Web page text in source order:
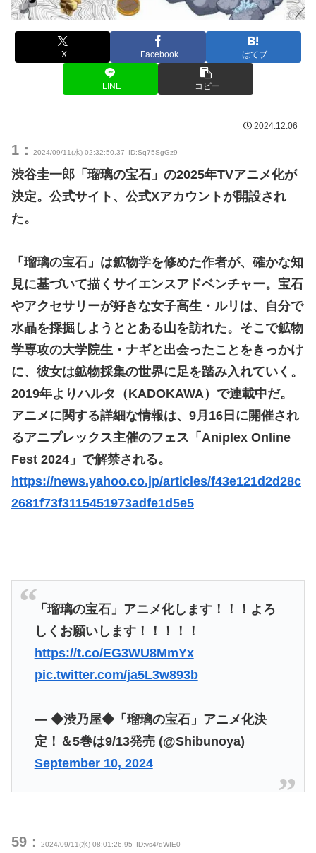
X Facebook はてブ
LINE コピー
2024.12.06
1： 2024/09/11(水) 02:32:50.37 ID:Sq75SgGz9
渋谷圭一郎「瑠璃の宝石」の2025年TVアニメ化が
決定。公式サイト、公式Xアカウントが開設され
た。
「瑠璃の宝石」は鉱物学を修めた作者が、確かな知
見に基づいて描くサイエンスアドベンチャー。宝石
やアクセサリーが好きな女子高生・ルリは、自分で
水晶を採掘しようととある山を訪れた。そこで鉱物
学専攻の大学院生・ナギと出会ったことをきっかけ
に、彼女は鉱物採集の世界に足を踏み入れていく。
2019年よりハルタ（KADOKAWA）で連載中だ。
アニメに関する詳細な情報は、9月16日に開催され
るアニプレックス主催のフェス「Aniplex Online
Fest 2024」で解禁される。
https://news.yahoo.co.jp/articles/f43e121d2d28c
2681f73f3115451973adfe1d5e5
「瑠璃の宝石」アニメ化します！！！よろ
しくお願いします！！！！！
https://t.co/EG3WU8MmYx
pic.twitter.com/ja5L3w893b
— ◆渋乃屋◆「瑠璃の宝石」アニメ化決
定！＆5巻は9/13発売 (@Shibunoya)
September 10, 2024
59： 2024/09/11(水) 08:01:26.95 ID:vs4/dWIE0